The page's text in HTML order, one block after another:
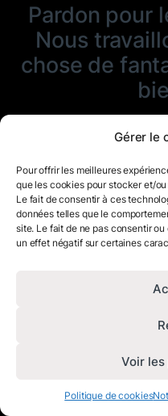
Gérer le
Pour offrir les meilleures
que les cookies pour stocker et/
Le fait de consentir à ces
données telles que le
site. Le fait de ne pas consentir
un effet négatif sur certaines
Voir
Politique de cookies
Pardon pour
Nous
chose de